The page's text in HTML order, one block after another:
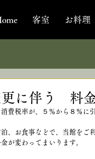
客室 お料理
に伴う 料
費税率が、５％から８％に
、お食事などで、当館をご
が変わってまいります。